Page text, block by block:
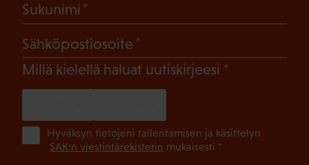
Sukunimi
Sähköpostiosoite
Millä kielellä haluat uutiskirjeesi (Pakollinen)
Hyväksyn tietojeni tallentamisen ja käsittelyn
SAK:n viestintärekisterin mukaisesti *